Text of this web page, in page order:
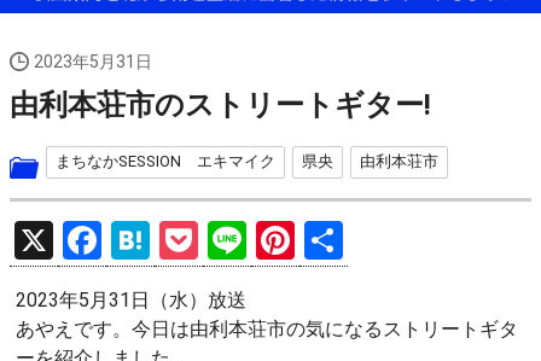
2023年5月31日
由利本荘市のストリートギター!
まちなかSESSION エキマイク 県央 由利本荘市
X
F
a
ce
H
at
e
P
o
ck
Li
n
e
Pi
nt
er
有
2023年5月31日（水）放送
あやえです。今日は由利本荘市の気になるストリートギタ